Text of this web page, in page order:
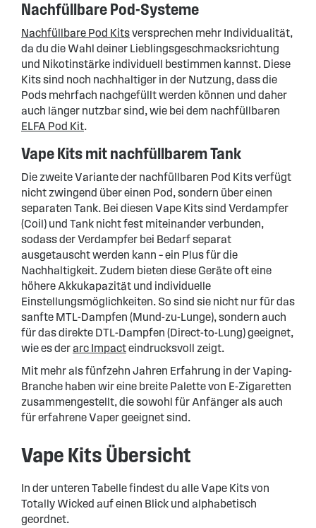
Nachfüllbare Pod-Systeme
Nachfüllbare Pod Kitsversprechen mehr Individualität,
da du die Wahl deiner Lieblingsgeschmacksrichtung
und Nikotinstärke individuell bestimmen kannst. Diese
Kits sind noch nachhaltiger in der Nutzung, dass die
Pods mehrfach nachgefüllt werden können und daher
auch länger nutzbar sind, wie bei dem nachfüllbaren
ELFA Pod Kit.
Vape Kits mit nachfüllbarem Tank
Die zweite Variante der nachfüllbaren Pod Kits verfügt
nicht zwingend über einen Pod, sondern über einen
separaten Tank. Bei diesen Vape Kits sind Verdampfer
(Coil) und Tank nicht fest miteinander verbunden,
sodass der Verdampfer bei Bedarf separat
ausgetauscht werden kann – ein Plus für die
Nachhaltigkeit. Zudem bieten diese Geräte oft eine
höhere Akkukapazität und individuelle
Einstellungsmöglichkeiten. So sind sie nicht nur für das
sanfte MTL-Dampfen (Mund-zu-Lunge), sondern auch
für das direkte DTL-Dampfen (Direct-to-Lung) geeignet,
wie es derarc Impacteindrucksvoll zeigt.
Mit mehr als fünfzehn Jahren Erfahrung in der Vaping-
Branche haben wir eine breite Palette von E-Zigaretten
zusammengestellt, die sowohl für Anfänger als auch
für erfahrene Vaper geeignet sind.
Vape Kits Übersicht
In der unteren Tabelle findest du alle Vape Kits von
Totally Wicked auf einen Blick und alphabetisch
geordnet.